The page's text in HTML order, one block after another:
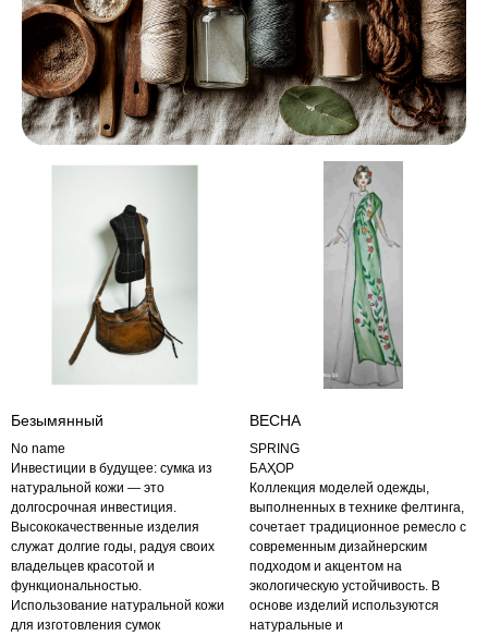
Безымянный
No name
Инвестиции в будущее: сумка из
натуральной кожи — это
долгосрочная инвестиция.
Высококачественные изделия
служат долгие годы, радуя своих
владельцев красотой и
функциональностью.
Использование натуральной кожи
для изготовления сумок
ВЕСНА
SPRING
БАҲОР
Коллекция моделей одежды,
выполненных в технике фелтинга,
сочетает традиционное ремесло с
современным дизайнерским
подходом и акцентом на
экологическую устойчивость. В
основе изделий используются
натуральные и